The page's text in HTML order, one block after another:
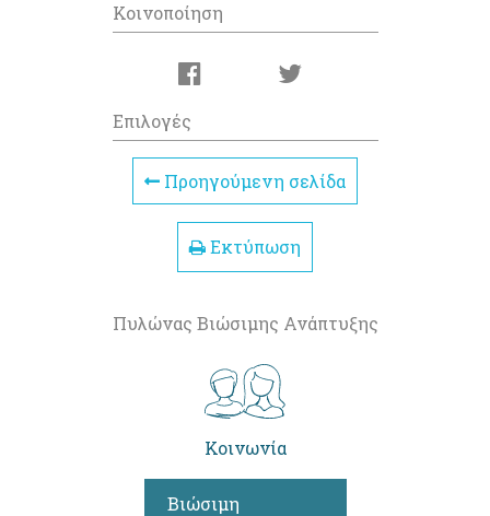
Κοινοποίηση
Επιλογές
Προηγούμενη σελίδα
Εκτύπωση
Πυλώνας Βιώσιμης Ανάπτυξης
Κοινωνία
Βιώσιμη